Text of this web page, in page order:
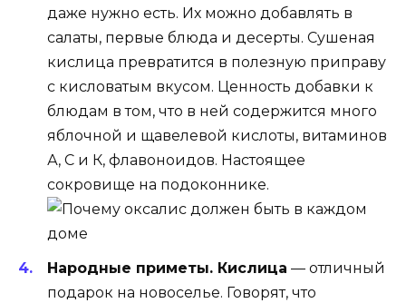
даже нужно есть. Их можно добавлять в
салаты, первые блюда и десерты. Сушеная
кислица превратится в полезную приправу
с кисловатым вкусом. Ценность добавки к
блюдам в том, что в ней содержится много
яблочной и щавелевой кислоты, витаминов
А, С и К, флавоноидов. Настоящее
сокровище на подоконнике.
Народные приметы. Кислица — отличный
подарок на новоселье. Говорят, что